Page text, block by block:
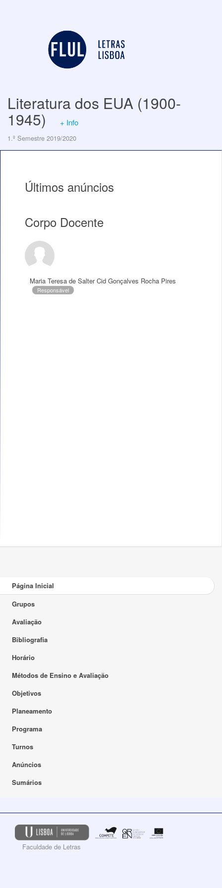
Literatura dos EUA (1900-
1945) + Info
1.º Semestre 2019/2020
Últimos anúncios
Corpo Docente
Maria Teresa de Salter Cid Gonçalves Rocha Pires
Responsável
Página Inicial
Grupos
Avaliação
Bibliografia
Horário
Métodos de Ensino e Avaliação
Objetivos
Planeamento
Programa
Turnos
Anúncios
Sumários
Faculdade de Letras